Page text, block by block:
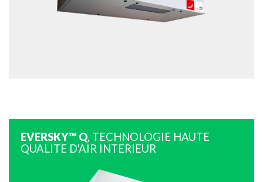
EVERSKY™ Q, TECHNOLOGIE HAUTE
QUALITE D'AIR INTERIEUR